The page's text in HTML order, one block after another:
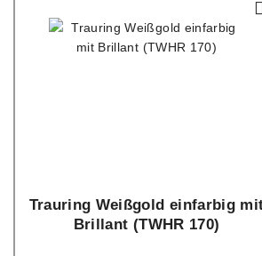
Trauring Weißgold einfarbig
Brillant (TWHR 170)